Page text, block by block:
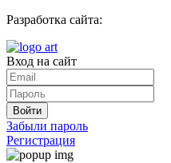
Разработка сайта:
Вход на сайт
Войти
Забыли пароль
Регистрация